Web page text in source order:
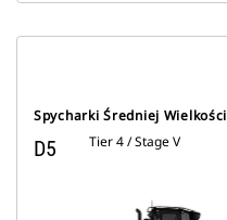
Spycharki Średniej Wielkości
D5 Tier 4 / Stage V